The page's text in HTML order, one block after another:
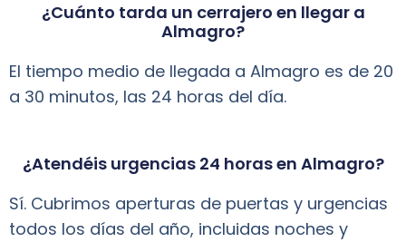
¿Cuánto tarda un cerrajero en llegar a
Almagro?
El tiempo medio de llegada a Almagro es de 20
a 30 minutos, las 24 horas del día.
¿Atendéis urgencias 24 horas en Almagro?
Sí. Cubrimos aperturas de puertas y urgencias
todos los días del año, incluidas noches y